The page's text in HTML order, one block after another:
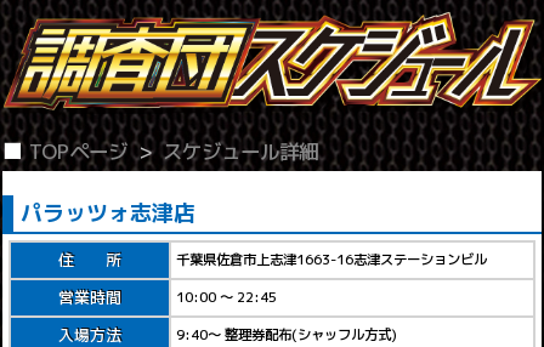
TOPページ スケジュール詳細
パラッツォ志津店
住 所 千葉県佐倉市上志津1663-16志津ステーションビル
営業時間 10:00 ～ 22:45
入場方法 9:40～ 整理券配布(シャッフル方式)